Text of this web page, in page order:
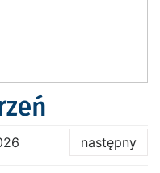
następny